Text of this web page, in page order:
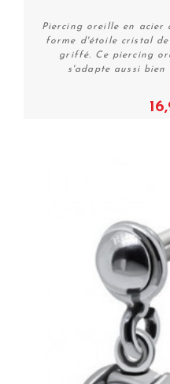
Plus
Piercing oreille en acier
forme d'étoile cristal
griffé. Ce piercing
s'adapte aussi